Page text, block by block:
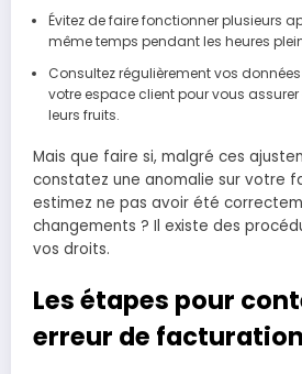
Évitez de faire fonctionner plusieurs
même temps pendant les heures
Consultez régulièrement vos
votre espace client pour vous
leurs fruits.
Mais que faire si, malgré ces
constatez une anomalie sur votre
estimez ne pas avoir été
changements ? Il existe des
vos droits.
Les étapes pour
erreur de facturation